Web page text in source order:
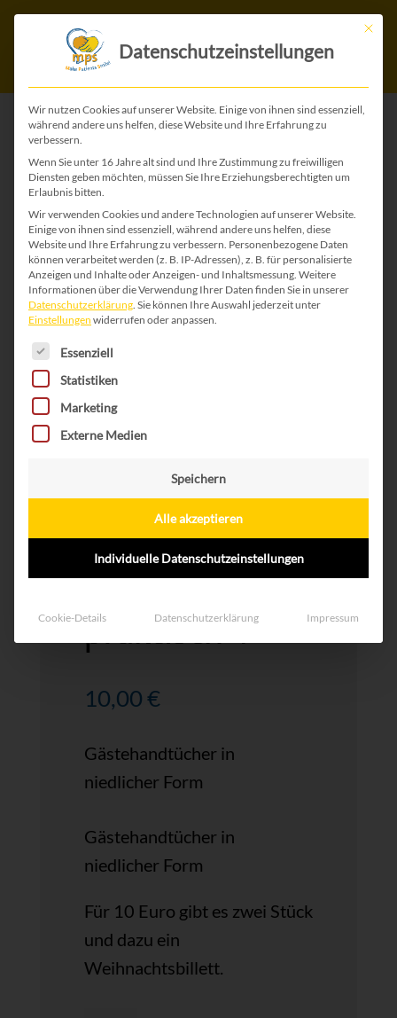
hübsch &
praktisch 4
10,00€
Gästehandtücher in
niedlicher Form
Gästehandtücher in
niedlicher Form
Für 10 Euro gibt es zwei Stück
und dazu ein
Weihnachtsbillett.
Mit
Datenschutzeinstellungen
Wir nutzen Cookies auf unserer Website. Einige von ihnen sind essenziell,
während andere uns helfen, diese Website und Ihre Erfahrung zu
verbessern.
Wenn Sie unter 16 Jahre alt sind und Ihre Zustimmung zu freiwilligen
Diensten geben möchten, müssen Sie Ihre Erziehungsberechtigten um
Erlaubnis bitten.
Wir verwenden Cookies und andere Technologien auf unserer Website.
Einige von ihnen sind essenziell, während andere uns helfen, diese
Website und Ihre Erfahrung zu verbessern. Personenbezogene Daten
können verarbeitet werden (z. B. IP-Adressen), z. B. für personalisierte
Anzeigen und Inhalte oder Anzeigen- und Inhaltsmessung. Weitere
Informationen über die Verwendung Ihrer Daten finden Sie in unserer
Datenschutzerklärung. Sie können Ihre Auswahl jederzeit unter
Einstellungen widerrufen oder anpassen.
Es folgt eine Liste der Service-Gruppen, für die
Essenziell
Statistiken
Marketing
Externe Medien
Speichern
Alle akzeptieren
Individuelle Datenschutzeinstellungen
Cookie-Details Datenschutzerklärung Impressum